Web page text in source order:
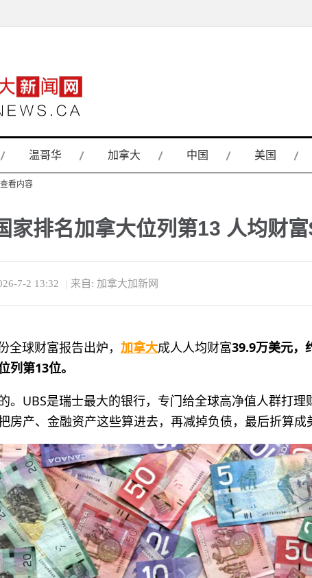
温哥华 加拿大 中国 美国
查看内容
家排名加拿大位列第13 人均财
7-2 13:32 | 来自: 加拿大加新网
全球财富报告出炉， 加拿大成人人均财富39.9万美元，
列第13位。
。UBS是瑞士最大的银行，专门给全球高净值人群打理
房产、金融资产这些算进去，再减掉负债，最后折算成